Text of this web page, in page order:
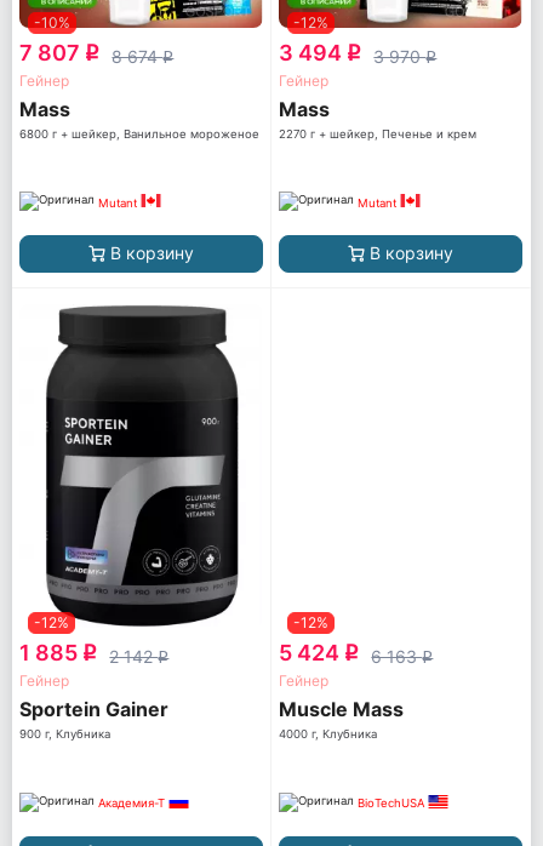
-10%
7 807 q 8 674q
Гейнер
Mass
6800 г + шейкер, Ванильное мороженое
Mutant
В корзину
-12%
3 494 q 3 970q
Гейнер
Mass
2270 г + шейкер, Печенье и крем
Mutant
В корзину
-12%
1 885 q 2 142q
Гейнер
Sportein Gainer
900 г, Клубника
Академия-Т
-12%
5 424 q 6 163q
Гейнер
Muscle Mass
4000 г, Клубника
BioTechUSA